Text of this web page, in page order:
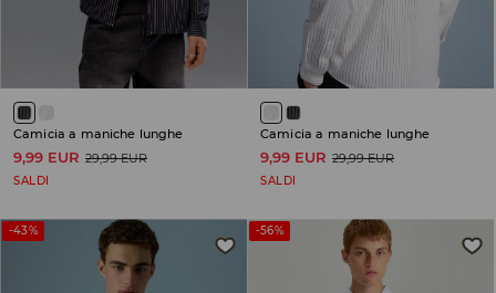
Camicia a maniche lunghe
9,99 EUR 29,99 EUR
SALDI
Camicia a maniche lunghe
9,99 EUR 29,99 EUR
SALDI
-43% -56%